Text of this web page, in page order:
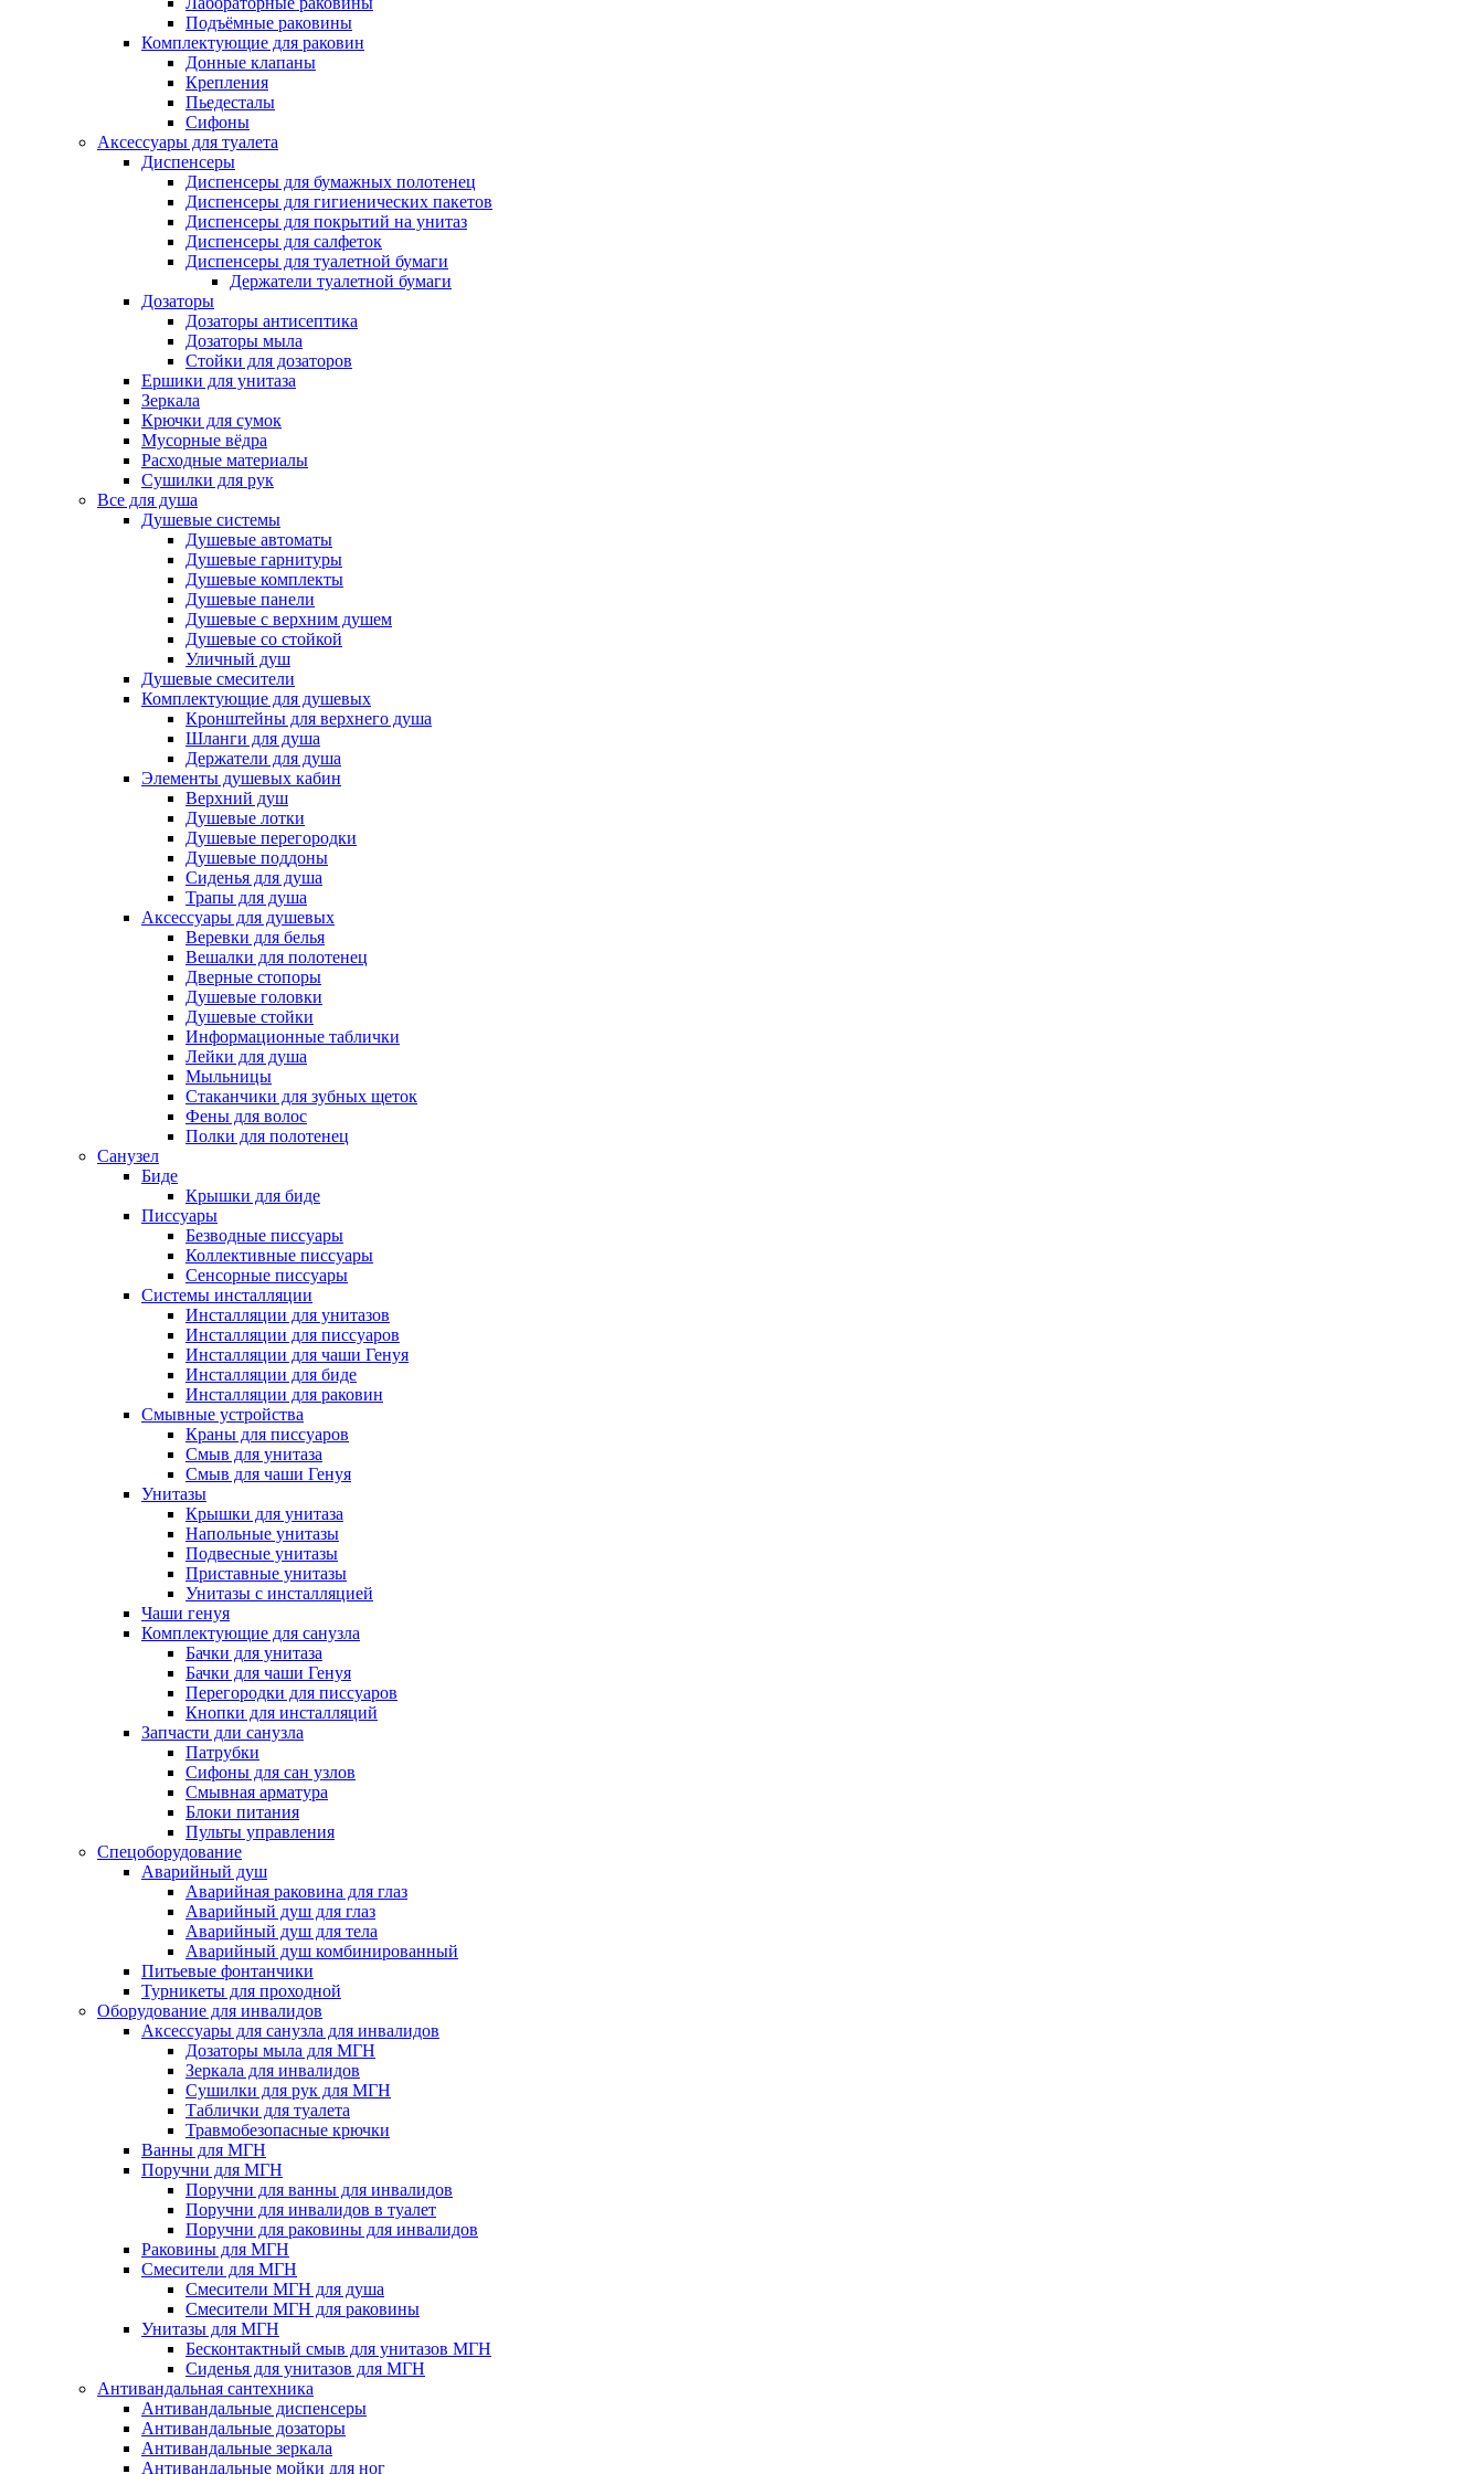
Подъёмные раковины
Комплектующие для раковин
Донные клапаны
Крепления
Пьедесталы
Сифоны
Аксессуары для туалета
Диспенсеры
Диспенсеры для бумажных полотенец
Диспенсеры для гигиенических пакетов
Диспенсеры для покрытий на унитаз
Диспенсеры для салфеток
Диспенсеры для туалетной бумаги
Держатели туалетной бумаги
Дозаторы
Дозаторы антисептика
Дозаторы мыла
Стойки для дозаторов
Ершики для унитаза
Зеркала
Крючки для сумок
Мусорные вёдра
Расходные материалы
Сушилки для рук
Все для душа
Душевые системы
Душевые автоматы
Душевые гарнитуры
Душевые комплекты
Душевые панели
Душевые с верхним душем
Душевые со стойкой
Уличный душ
Душевые смесители
Комплектующие для душевых
Кронштейны для верхнего душа
Шланги для душа
Держатели для душа
Элементы душевых кабин
Верхний душ
Душевые лотки
Душевые перегородки
Душевые поддоны
Сиденья для душа
Трапы для душа
Аксессуары для душевых
Веревки для белья
Вешалки для полотенец
Дверные стопоры
Душевые головки
Душевые стойки
Информационные таблички
Лейки для душа
Мыльницы
Стаканчики для зубных щеток
Фены для волос
Полки для полотенец
Санузел
Биде
Крышки для биде
Писсуары
Безводные писсуары
Коллективные писсуары
Сенсорные писсуары
Системы инсталляции
Инсталляции для унитазов
Инсталляции для писсуаров
Инсталляции для чаши Генуя
Инсталляции для биде
Инсталляции для раковин
Смывные устройства
Краны для писсуаров
Смыв для унитаза
Смыв для чаши Генуя
Унитазы
Крышки для унитаза
Напольные унитазы
Подвесные унитазы
Приставные унитазы
Унитазы с инсталляцией
Чаши генуя
Комплектующие для санузла
Бачки для унитаза
Бачки для чаши Генуя
Перегородки для писсуаров
Кнопки для инсталляций
Запчасти дли санузла
Патрубки
Сифоны для сан узлов
Смывная арматура
Блоки питания
Пульты управления
Спецоборудование
Аварийный душ
Аварийная раковина для глаз
Аварийный душ для глаз
Аварийный душ для тела
Аварийный душ комбинированный
Питьевые фонтанчики
Турникеты для проходной
Оборудование для инвалидов
Аксессуары для санузла для инвалидов
Дозаторы мыла для МГН
Зеркала для инвалидов
Сушилки для рук для МГН
Таблички для туалета
Травмобезопасные крючки
Ванны для МГН
Поручни для МГН
Поручни для ванны для инвалидов
Поручни для инвалидов в туалет
Поручни для раковины для инвалидов
Раковины для МГН
Смесители для МГН
Смесители МГН для душа
Смесители МГН для раковины
Унитазы для МГН
Бесконтактный смыв для унитазов МГН
Сиденья для унитазов для МГН
Антивандальная сантехника
Антивандальные диспенсеры
Антивандальные дозаторы
Антивандальные зеркала
Антивандальные мойки для ног